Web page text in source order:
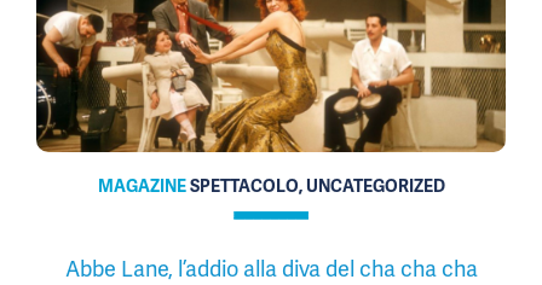
MAGAZINESPETTACOLO, UNCATEGORIZED
Abbe Lane, l’addio alla diva del cha cha cha